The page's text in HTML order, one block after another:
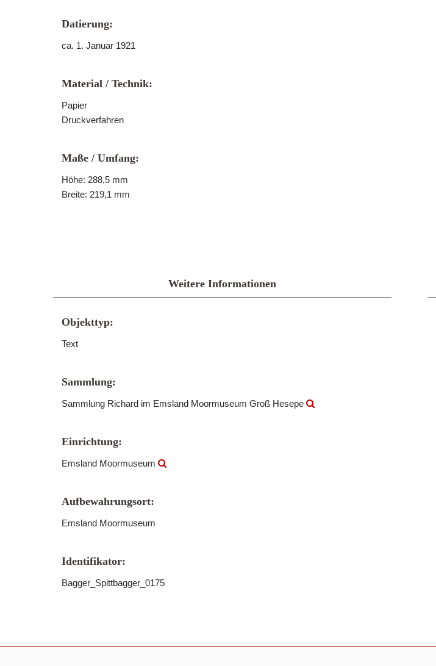
Datierung:
ca. 1. Januar 1921
Material / Technik:
Papier
Druckverfahren
Maße / Umfang:
Höhe: 288,5 mm
Breite: 219,1 mm
Weitere Informationen
Objekttyp:
Text
Sammlung:
Sammlung Richard im Emsland Moormuseum Groß Hesepe
Einrichtung:
Emsland Moormuseum
Aufbewahrungsort:
Emsland Moormuseum
Identifikator:
Bagger_Spittbagger_0175